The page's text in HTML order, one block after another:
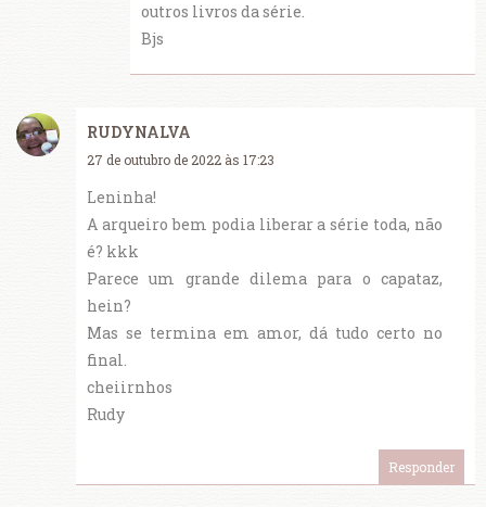
outros livros da série.
Bjs
RUDYNALVA
27 de outubro de 2022 às 17:23
Leninha!
A arqueiro bem podia liberar a série toda, não
é? kkk
Parece um grande dilema para o capataz,
hein?
Mas se termina em amor, dá tudo certo no
final.
cheiirnhos
Rudy
Responder